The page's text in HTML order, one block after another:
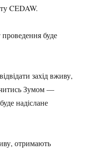
CEDAW.
буде
захід вживу,
Зумом —
надіслане
отримають